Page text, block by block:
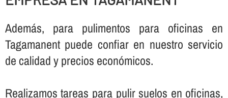
Además, para pulimentos para oficinas en
Tagamanent puede confiar en nuestro servicio
de calidad y precios económicos.
Realizamos tareas para pulir suelos en oficinas,